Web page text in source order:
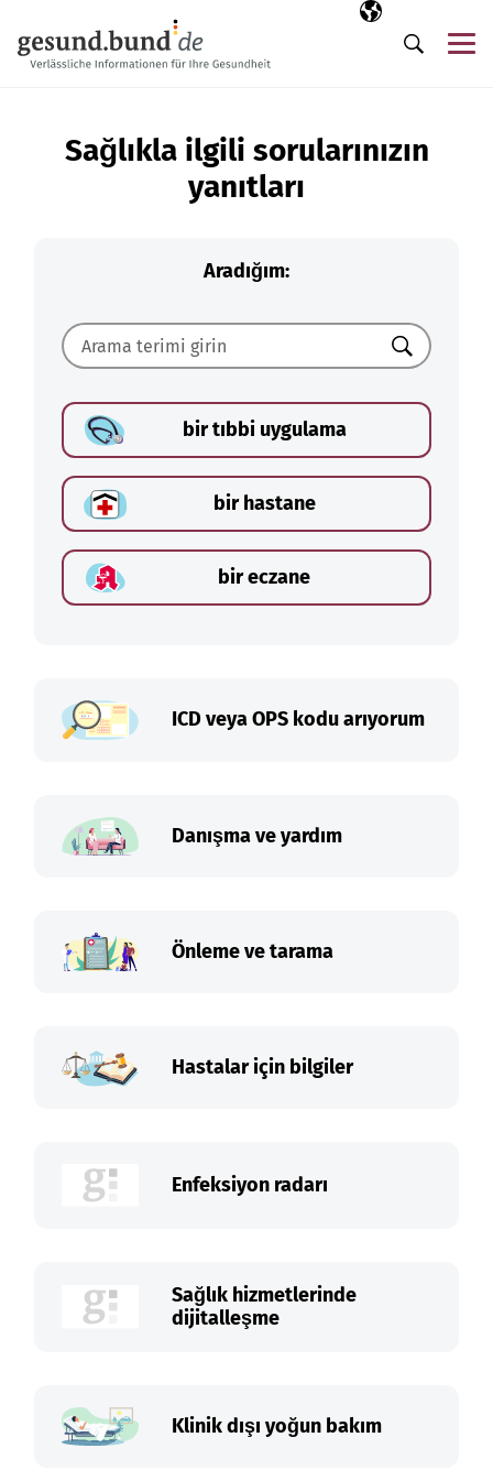
Seçili dil
TR
Arama
Sağlıkla ilgili sorularınızın
yanıtları
Aradığım:
Ara
bir tıbbi uygulama
bir hastane
bir eczane
ICD veya OPS kodu arıyorum
Danışma ve yardım
Önleme ve tarama
Hastalar için bilgiler
Enfeksiyon radarı
Sağlık hizmetlerinde
dijitalleşme
Klinik dışı yoğun bakım